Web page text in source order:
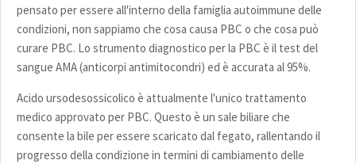
pensato per essere all'interno della famiglia autoimmune delle
condizioni, non sappiamo che cosa causa PBC o che cosa può
curare PBC. Lo strumento diagnostico per la PBC è il test del
sangue AMA (anticorpi antimitocondri) ed è accurata al 95%.
Acido ursodesossicolico è attualmente l'unico trattamento
medico approvato per PBC. Questo è un sale biliare che
consente la bile per essere scaricato dal fegato, rallentando il
progresso della condizione in termini di cambiamento delle